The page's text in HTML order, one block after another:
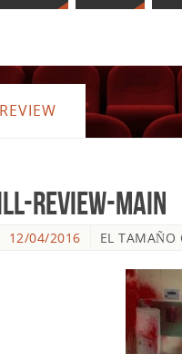
review-Main
12/04/2016 EL TAMAÑO